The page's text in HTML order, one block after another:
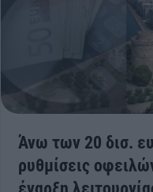
Άνω των 20 δισ.
ρυθμίσεις